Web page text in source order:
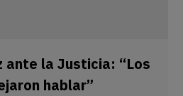
ante la Justicia: “Los
hablar”